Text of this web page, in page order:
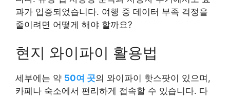
과가 입증되었습니다. 여행 중 데이터 부족 걱정을
줄이려면 어떻게 해야 할까요?
현지 와이파이 활용법
세부에는 약 50여 곳의 와이파이 핫스팟이 있으며,
카페나 숙소에서 편리하게 접속할 수 있습니다. 다